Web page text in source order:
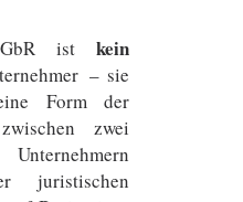
ist kein
– sie
Form der
zwei
juristischen